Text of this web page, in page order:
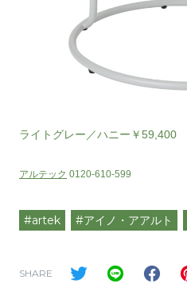
ライトグレー／ハニー￥59,400
アルテック 0120-610-599
#artek #アイノ・アアルト
SHARE